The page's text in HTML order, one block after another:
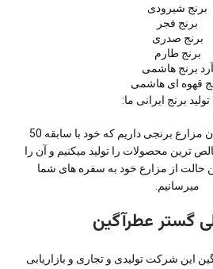
برنج شیرودی
برنج فجر
برنج صدری
برنج طارم
آرد برنج هاشمی
قهوه ای هاشمی
برنج ایرانی ما:
ما در قلب گیلان و مازندران مزارع برنجی داریم که خود با سابقه 50
ترین محصولات را تولید میکنیم و آن را
حالت از مزارع خود به سفره های شما
میرسانیم.
گستر عطرآگین
شرکت تولیدی و تجاری و بازاریابی